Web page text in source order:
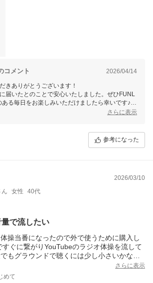
コメント 2026/04/14
きありがとうございます！
届いたとのことで安心いたしました。ぜひFUNL
る毎日をお楽しみいただけましたら幸いです♪
ましたら、いつでもお気軽にお問い合わせくださ
さらに表示
参考になった
2026/03/10
ん
女性
40代
で流したい
操当番になったので外で使うために購入し
すぐに繋がりYouTubeのラジオ体操を流して
もグラウンドで聴くには少し小さいかな？
さらに表示
めて